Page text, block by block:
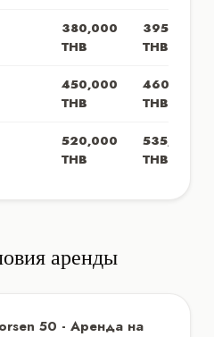
380,000
THB
395,000
THB
450,000
THB
460,000
THB
520,000
THB
535,000
THB
аренды
50 - Аренда на